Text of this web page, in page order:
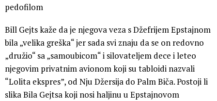
pedofilom
Bill Gejts kaže da je njegova veza s Džefrijem Epstajnom
bila „velika greška“ jer sada svi znaju da se on redovno
„družio“ sa „samoubicom“ i silovateljem dece i leteo
njegovim privatnim avionom koji su tabloidi nazvali
“Lolita ekspres”, od Nju Džersija do Palm Biča. Postoji li
slika Bila Gejtsa koji nosi haljinu u Epstajnovom